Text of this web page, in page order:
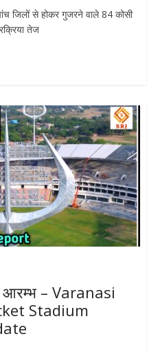
जिलों से होकर गुजरने वाले 84 कोसी
तेज
आरम्भ – Varanasi
Stadium